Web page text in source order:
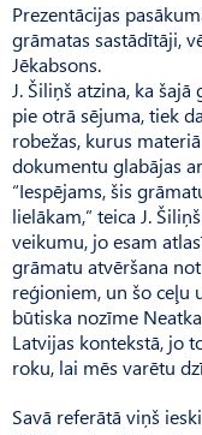
Prezentācijas
grāmatas sastādītāji,
Jēkabsons.
J. Šiliņš atzina, ka
pie otrā sējuma, tiek
robežas, kurus
dokumentu glabājas
“Iespējams, šis
lielākam,” teica J.
veikumu, jo esam
grāmatu atvēršana
reģioniem, un šo ceļu
būtiska nozīme
Latvijas kontekstā, jo
roku, lai mēs varētu
Savā referātā viņš